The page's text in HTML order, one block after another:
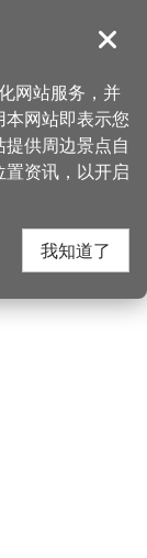
導覽
店家
关闭
网站服务，并
网站即表示您
供周边景点自
资讯，以开启
我知道了